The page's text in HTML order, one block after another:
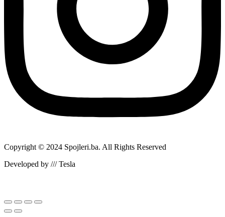
Copyright © 2024 Spojleri.ba. All Rights Reserved
Developed by /// Tesla